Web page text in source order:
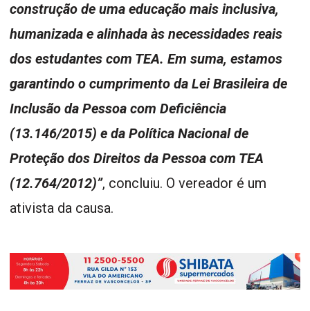
construção de uma educação mais inclusiva,
humanizada e alinhada às necessidades reais
dos estudantes com TEA. Em suma, estamos
garantindo o cumprimento da Lei Brasileira de
Inclusão da Pessoa com Deficiência
(13.146/2015) e da Política Nacional de
Proteção dos Direitos da Pessoa com TEA
(12.764/2012)”, concluiu. O vereador é um
ativista da causa.